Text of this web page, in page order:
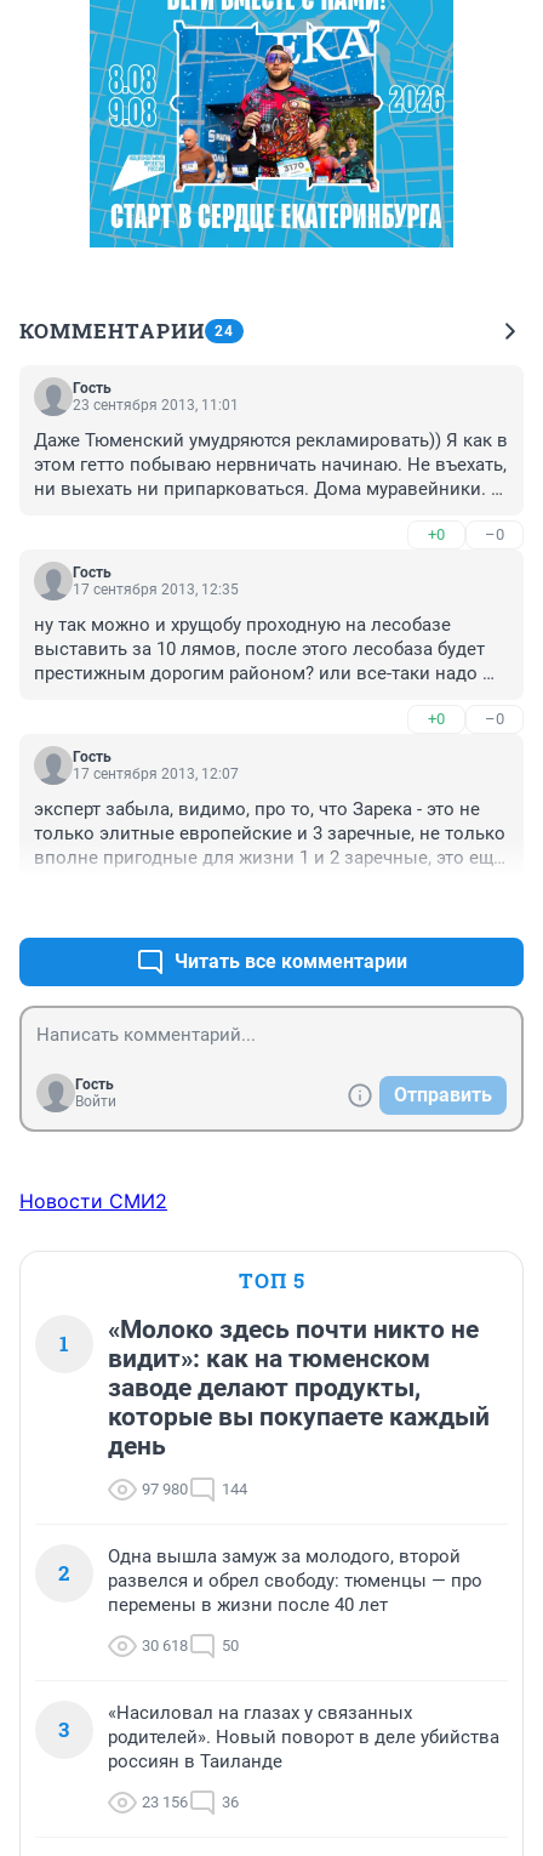
КОММЕНТАРИИ 24
Гость
23 сентября 2013, 11:01
Даже Тюменский умудряются рекламировать)) Я как в
этом гетто побываю нервничать начинаю. Не въехать,
ни выехать ни припарковаться. Дома муравейники.
+0 –0
Гость
17 сентября 2013, 12:35
ну так можно и хрущобу проходную на лесобазе
выставить за 10 лямов, после этого лесобаза будет
престижным дорогим районом? или все-таки надо
+0 –0
Гость
17 сентября 2013, 12:07
эксперт забыла, видимо, про то, что Зарека - это не
только элитные европейские и 3 заречные, не только
вполне пригодные для жизни 1 и 2 заречные, это еще
все это, по мнению С.Б., перспективные районы?
мдаааааааааааа
Читать все комментарии
Гость
Войти
Отправить
Новости СМИ2
ТОП 5
1
«Молоко здесь почти никто не
видит»: как на тюменском
заводе делают продукты,
которые вы покупаете каждый
день
97 980 144
2
Одна вышла замуж за молодого, второй
развелся и обрел свободу: тюменцы — про
перемены в жизни после 40 лет
30 618 50
3
«Насиловал на глазах у связанных
родителей». Новый поворот в деле убийства
россиян в Таиланде
23 156 36